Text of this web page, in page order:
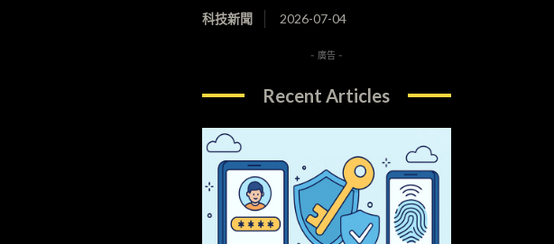
科技新聞 2026-07-04
- 廣告 -
Recent Articles